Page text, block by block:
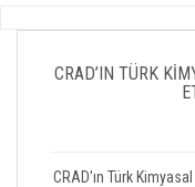
CRAD’IN TÜRK
CRAD'ın Türk